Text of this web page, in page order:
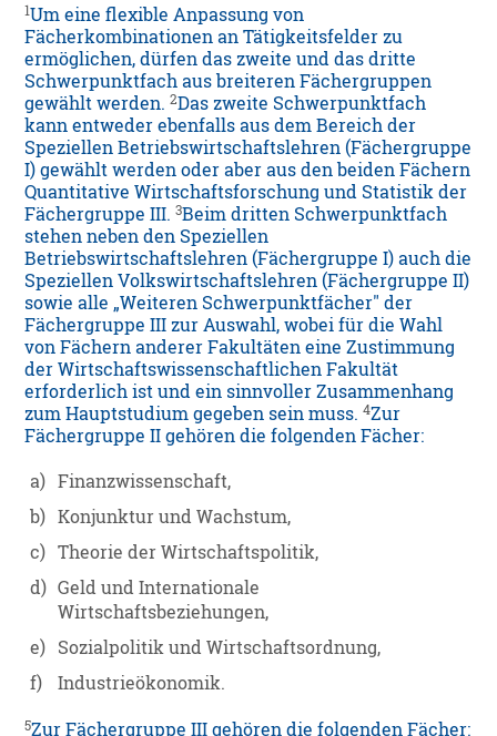
1Um eine flexible Anpassung von
Fächerkombinationen an Tätigkeitsfelder zu
ermöglichen, dürfen das zweite und das dritte
Schwerpunktfach aus breiteren Fächergruppen
gewählt werden.2Das zweite Schwerpunktfach
kann entweder ebenfalls aus dem Bereich der
Speziellen Betriebswirtschaftslehren (Fächergruppe
I) gewählt werden oder aber aus den beiden Fächern
Quantitative Wirtschaftsforschung und Statistik der
Fächergruppe III.3Beim dritten Schwerpunktfach
stehen neben den Speziellen
Betriebswirtschaftslehren (Fächergruppe I) auch die
Speziellen Volkswirtschaftslehren (Fächergruppe II)
sowie alle „Weiteren Schwerpunktfächer" der
Fächergruppe III zur Auswahl, wobei für die Wahl
von Fächern anderer Fakultäten eine Zustimmung
der Wirtschaftswissenschaftlichen Fakultät
erforderlich ist und ein sinnvoller Zusammenhang
zum Hauptstudium gegeben sein muss.4Zur
Fächergruppe II gehören die folgenden Fächer:
a) Finanzwissenschaft,
b) Konjunktur und Wachstum,
c) Theorie der Wirtschaftspolitik,
d) Geld und Internationale
Wirtschaftsbeziehungen,
e) Sozialpolitik und Wirtschaftsordnung,
f)
Industrieökonomik.
5Zur Fächergruppe III gehören die folgenden Fächer: